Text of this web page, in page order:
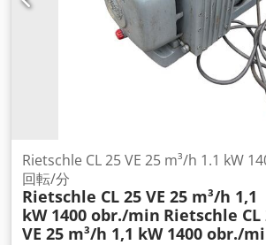
Rietschle CL 25 VE 25 m³/h 1.1 kW
回転/分
Rietschle CL 25 VE 25 m³/h 1,1
kW 1400 obr./min Rietschle CL
VE 25 m³/h 1,1 kW 1400 obr./